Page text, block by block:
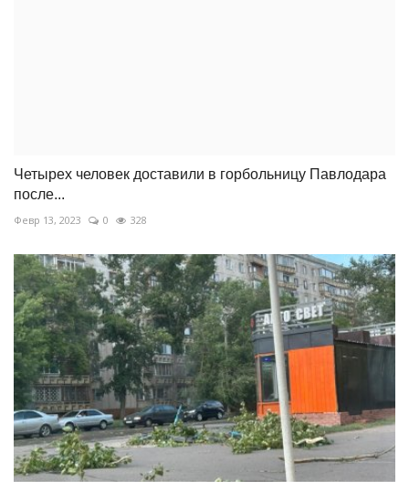
Четырех человек доставили в горбольницу Павлодара
после...
Февр 13, 2023 0 328